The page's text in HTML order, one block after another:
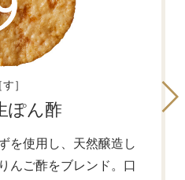
す］
ぽん酢
を使用し、天然醸造し
んご酢をブレンド。口